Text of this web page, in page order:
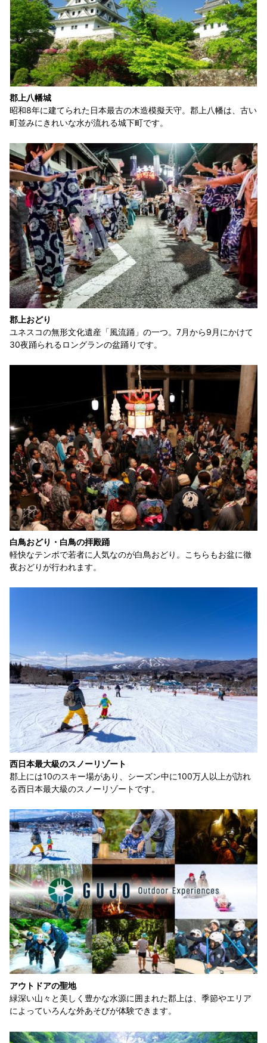
郡上八幡城
昭和8年に建てられた日本最古の木造模擬天守。郡上八幡は、古い
町並みにきれいな水が流れる城下町です。
郡上おどり
ユネスコの無形文化遺産「風流踊」の一つ。7月から9月にかけて
30夜踊られるロングランの盆踊りです。
白鳥おどり・白鳥の拝殿踊
軽快なテンポで若者に人気なのが白鳥おどり。こちらもお盆に徹
夜おどりが行われます。
西日本最大級のスノーリゾート
郡上には10のスキー場があり、シーズン中に100万人以上が訪れ
る西日本最大級のスノーリゾートです。
アウトドアの聖地
緑深い山々と美しく豊かな水源に囲まれた郡上は、季節やエリア
によっていろんな外あそびが体験できます。